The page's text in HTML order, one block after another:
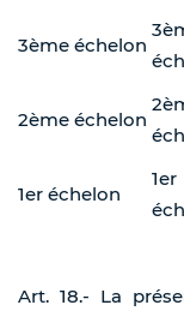
3ème échelon
2ème échelon
1er échelon
1er
Art. 18.- La